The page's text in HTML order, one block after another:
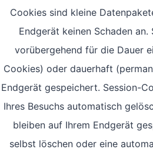
Cookies sind kleine
Endgerät keinen Schaden
vorübergehend für die Dauer
Cookies) oder dauerhaft
Endgerät gespeichert. Session-
Ihres Besuchs automatisch
bleiben auf Ihrem Endgerät
selbst löschen oder eine